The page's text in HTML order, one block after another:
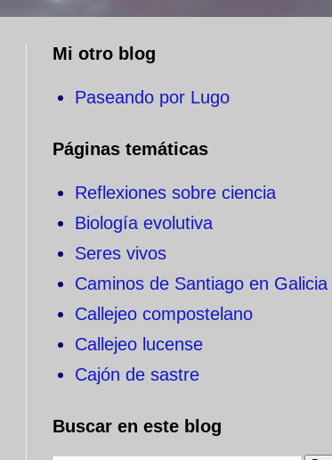
Mi otro blog
Paseando por Lugo
Páginas temáticas
Reflexiones sobre ciencia
Biología evolutiva
Seres vivos
Caminos de Santiago en Galicia
Callejeo compostelano
Callejeo lucense
Cajón de sastre
Buscar en este blog